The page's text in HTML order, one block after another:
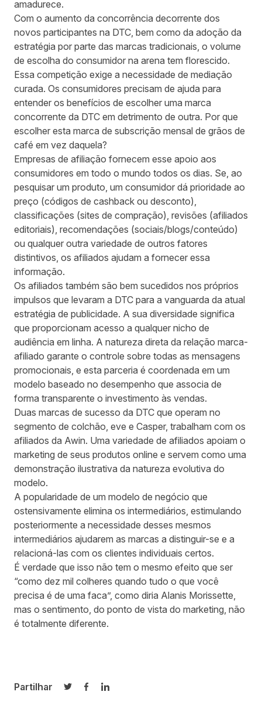
amadurece.
Com o aumento da concorrência decorrente dos
novos participantes na DTC, bem como da adoção da
estratégia por parte das marcas tradicionais, o volume
de escolha do consumidor na arena tem florescido.
Essa competição exige a necessidade de mediação
curada. Os consumidores precisam de ajuda para
entender os benefícios de escolher uma marca
concorrente da DTC em detrimento de outra. Por que
escolher esta marca de subscrição mensal de grãos de
café em vez daquela?
Empresas de afiliação fornecem esse apoio aos
consumidores em todo o mundo todos os dias. Se, ao
pesquisar um produto, um consumidor dá prioridade ao
preço (códigos de cashback ou desconto),
classificações (sites de compração), revisões (afiliados
editoriais), recomendações (sociais/blogs/conteúdo)
ou qualquer outra variedade de outros fatores
distintivos, os afiliados ajudam a fornecer essa
informação.
Os afiliados também são bem sucedidos nos próprios
impulsos que levaram a DTC para a vanguarda da atual
estratégia de publicidade. A sua diversidade significa
que proporcionam acesso a qualquer nicho de
audiência em linha. A natureza direta da relação marca-
afiliado garante o controle sobre todas as mensagens
promocionais, e esta parceria é coordenada em um
modelo baseado no desempenho que associa de
forma transparente o investimento às vendas.
Duas marcas de sucesso da DTC que operam no
segmento de colchão, eve e Casper, trabalham com os
afiliados da Awin. Uma variedade de afiliados apoiam o
marketing de seus produtos online e servem como uma
demonstração ilustrativa da natureza evolutiva do
modelo.
A popularidade de um modelo de negócio que
ostensivamente elimina os intermediários, estimulando
posteriormente a necessidade desses mesmos
intermediários ajudarem as marcas a distinguir-se e a
relacioná-las com os clientes individuais certos.
É verdade que isso não tem o mesmo efeito que ser
“como dez mil colheres quando tudo o que você
precisa é de uma faca”, como diria Alanis Morissette,
mas o sentimento, do ponto de vista do marketing, não
é totalmente diferente.
Partilhar
Partilhar no Twitter
Partilhar no Facebook
Partilhar no LinkedIn